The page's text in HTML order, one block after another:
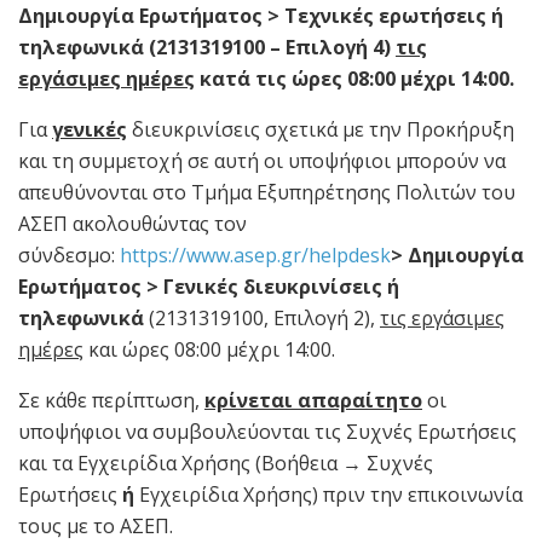
Δημιουργία Ερωτήματος > Τεχνικές ερωτήσεις ή
τηλεφωνικά (2131319100 – Επιλογή 4) τις
εργάσιμες ημέρες κατά τις ώρες 08:00 μέχρι 14:00.
Γιαγενικές διευκρινίσεις σχετικά με την Προκήρυξη
και τη συμμετοχή σε αυτή οι υποψήφιοι μπορούν να
απευθύνονται στο Τμήμα Εξυπηρέτησης Πολιτών του
ΑΣΕΠ ακολουθώντας τον
σύνδεσμο: https://www.asep.gr/helpdesk> Δημιουργία
Ερωτήματος > Γενικές διευκρινίσεις ή
τηλεφωνικά(2131319100, Επιλογή 2), τις εργάσιμες
ημέρες και ώρες 08:00 μέχρι 14:00.
Σε κάθε περίπτωση, κρίνεται απαραίτητοοι
υποψήφιοι να συμβουλεύονται τις Συχνές Ερωτήσεις
και τα Εγχειρίδια Χρήσης (Βοήθεια → Συχνές
Ερωτήσεις ή Εγχειρίδια Χρήσης) πριν την επικοινωνία
τους με το ΑΣΕΠ.